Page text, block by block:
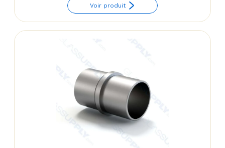
$152.85
through
Voir produit